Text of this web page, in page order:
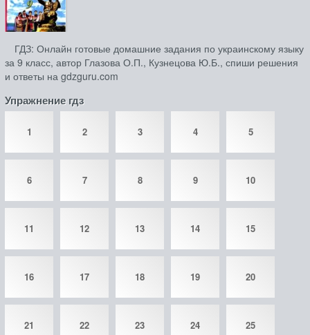
ГДЗ: Онлайн готовые домашние задания по украинскому языку
за 9 класс, автор Глазова О.П., Кузнецова Ю.Б., спиши решения
и ответы на gdzguru.com
Упражнение гдз
1 2 3 4 5
6 7 8 9 10
11 12 13 14 15
16 17 18 19 20
21 22 23 24 25